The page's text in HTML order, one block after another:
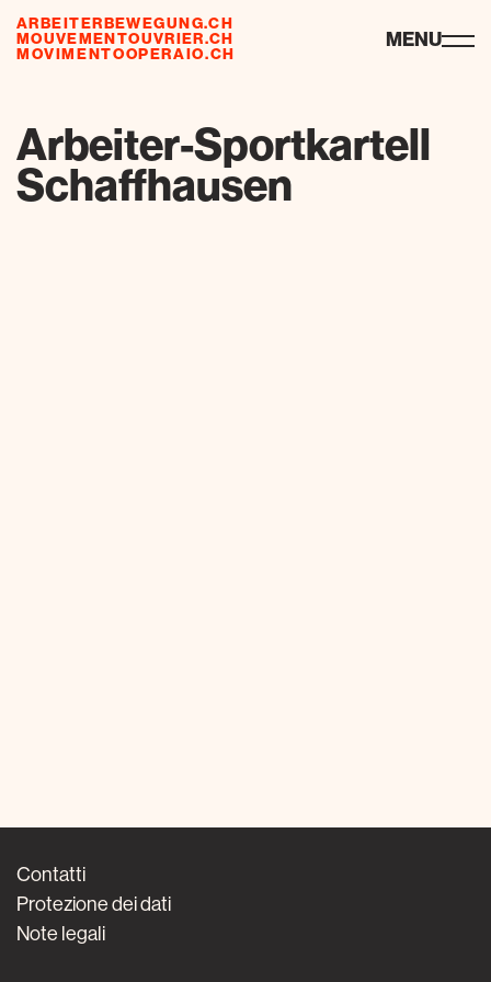
ARBEITERBEWEGUNG.CH
MOUVEMENTOUVRIER.CH
MOVIMENTOOPERAIO.CH
risorse MENU
Arbeiter-Sportkartell
Schaffhausen
Contatti
Protezione dei dati
Note legali